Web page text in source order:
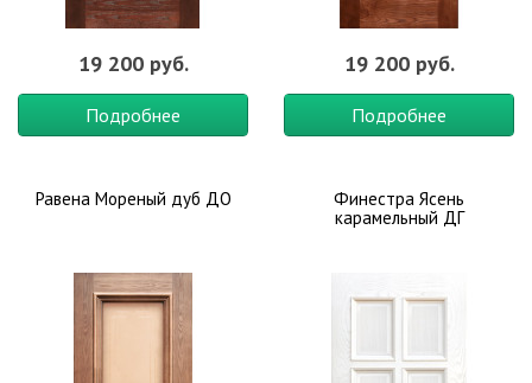
19 200 руб.
Подробнее
19 200 руб.
Подробнее
Равена Мореный дуб ДО
Финестра Ясень
карамельный ДГ